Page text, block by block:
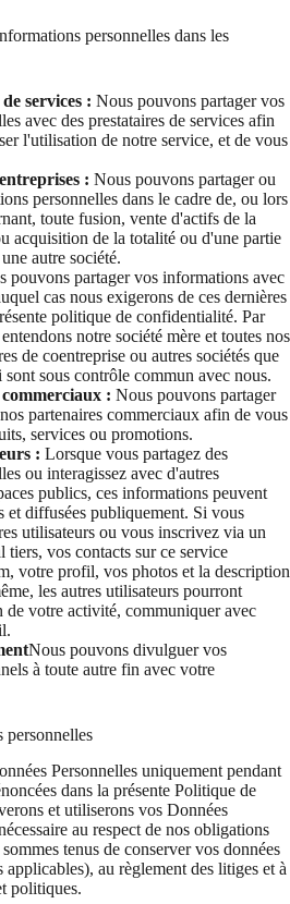
personnelles dans les
services : Nous pouvons partager vos
avec des prestataires de services afin
l'utilisation de notre service, et de vous
: Nous pouvons partager ou
personnelles dans le cadre de, ou lors
toute fusion, vente d'actifs de la
acquisition de la totalité ou d'une partie
autre société.
pouvons partager vos informations avec
cas nous exigerons de ces dernières
politique de confidentialité. Par
notre société mère et toutes nos
de coentreprise ou autres sociétés que
sous contrôle commun avec nous.
: Nous pouvons partager
partenaires commerciaux afin de vous
services ou promotions.
: Lorsque vous partagez des
ou interagissez avec d'autres
publics, ces informations peuvent
et diffusées publiquement. Si vous
utilisateurs ou vous inscrivez via un
tiers, vos contacts sur ce service
votre profil, vos photos et la description
les autres utilisateurs pourront
de votre activité, communiquer avec
Nous pouvons divulguer vos
à toute autre fin avec votre
personnelles
Personnelles uniquement pendant
dans la présente Politique de
et utiliserons vos Données
au respect de nos obligations
tenus de conserver vos données
au règlement des litiges et à
politiques.